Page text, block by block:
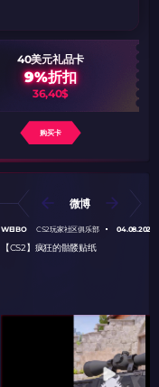
40美元礼品卡
9%折扣
36,40$
购买卡
微博
WEIBO CS2玩家社区俱乐部 04.08.2026
【CS2】疯狂的骷髅贴纸